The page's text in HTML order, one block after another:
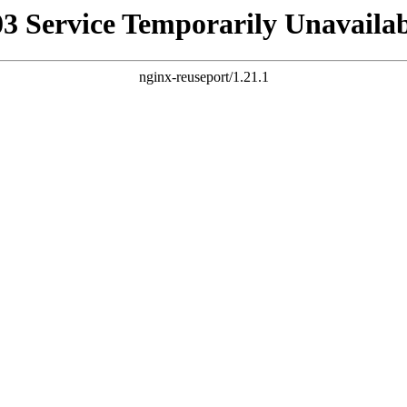
Service Temporarily
nginx-reuseport/1.21.1